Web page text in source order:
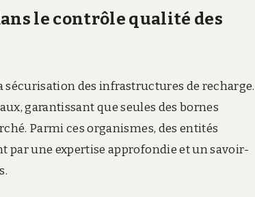
le contrôle qualité des
des infrastructures de recharge.
garantissant que seules des bornes
Parmi ces organismes, des entités
par une expertise approfondie et un savoir-